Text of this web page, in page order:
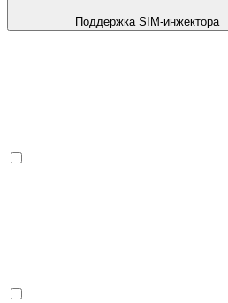
Поддержка SIM-инжектора